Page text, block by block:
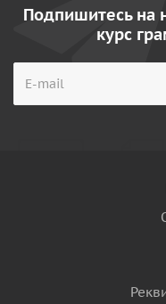
Подпишитесь на
курс